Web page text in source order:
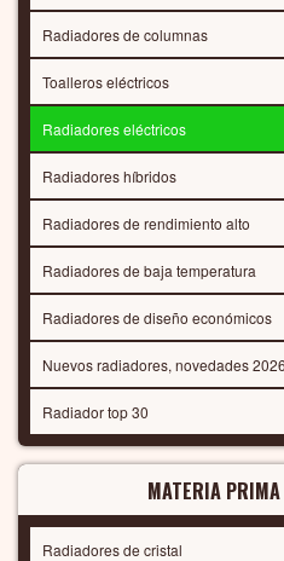
Radiadores de columnas
Toalleros eléctricos
Radiadores eléctricos
Radiadores híbridos
Radiadores de rendimiento alto
Radiadores de baja temperatura
Radiadores de diseño económicos
Nuevos radiadores, novedades 2026
Radiador top 30
MATERIA
Radiadores de cristal